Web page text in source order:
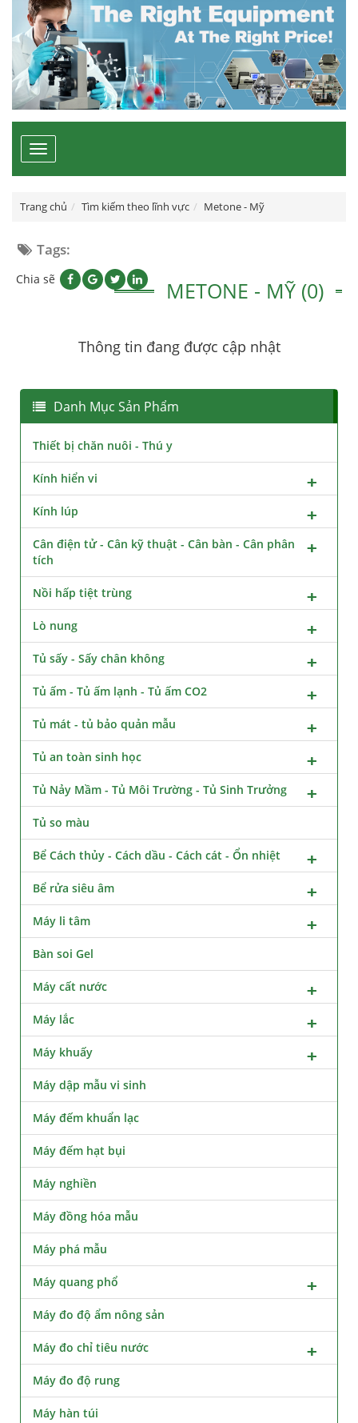
Toggle
navigation
Trang chủ Tìm kiếm theo lĩnh vực Metone - Mỹ
Tags:
METONE - MỸ (0)
Chia sẽ
Thông tin đang được cập nhật
Danh Mục Sản Phẩm
Thiết bị chăn nuôi - Thú y
Kính hiển vi
Kính lúp
Cân điện tử - Cân kỹ thuật - Cân bàn - Cân phân
tích
Nồi hấp tiệt trùng
Lò nung
Tủ sấy - Sấy chân không
Tủ ấm - Tủ ấm lạnh - Tủ ấm CO2
Tủ mát - tủ bảo quản mẫu
Tủ an toàn sinh học
Tủ Nảy Mầm - Tủ Môi Trường - Tủ Sinh Trưởng
Tủ so màu
Bể Cách thủy - Cách dầu - Cách cát - Ổn nhiệt
Bể rửa siêu âm
Máy li tâm
Bàn soi Gel
Máy cất nước
Máy lắc
Máy khuấy
Máy dập mẫu vi sinh
Máy đếm khuẩn lạc
Máy đếm hạt bụi
Máy nghiền
Máy đồng hóa mẫu
Máy phá mẫu
Máy quang phổ
Máy đo độ ẩm nông sản
Máy đo chỉ tiêu nước
Máy đo độ rung
Máy hàn túi